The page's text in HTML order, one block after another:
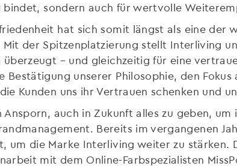
bindet, sondern auch für wertvolle
hat sich somit längst als eine
Mit der Spitzenplatzierung stellt Interliving
überzeugt – und gleichzeitig für eine
Bestätigung unserer Philosophie, den
Kunden uns ihr Vertrauen schenken und
Ansporn, auch in Zukunft alles zu geben,
Bereits im vergangenen
um die Marke Interliving weiter zu
mit dem Online-Farbspezialisten